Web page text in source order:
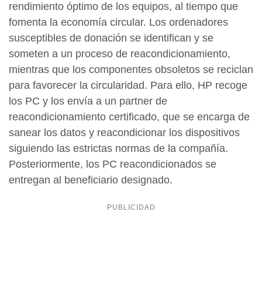
rendimiento óptimo de los equipos, al tiempo que
fomenta la economía circular. Los ordenadores
susceptibles de donación se identifican y se
someten a un proceso de reacondicionamiento,
mientras que los componentes obsoletos se reciclan
para favorecer la circularidad. Para ello, HP recoge
los PC y los envía a un partner de
reacondicionamiento certificado, que se encarga de
sanear los datos y reacondicionar los dispositivos
siguiendo las estrictas normas de la compañía.
Posteriormente, los PC reacondicionados se
entregan al beneficiario designado.